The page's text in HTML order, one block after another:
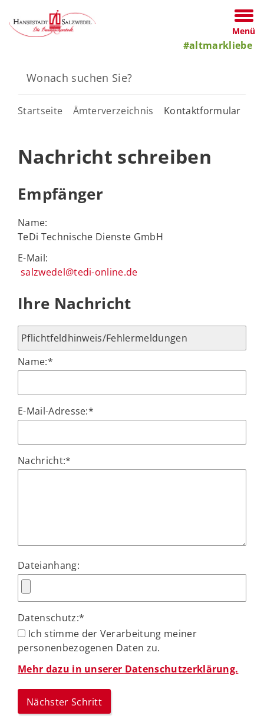
Menü
#altmarkliebe
Startseite Ämterverzeichnis Kontaktformular
Nachricht schreiben
Empfänger
Name:
TeDi Technische Dienste GmbH
E-Mail:
salzwedel@tedi-online.de
Ihre Nachricht
Name:*
E-Mail-Adresse:*
Nachricht:*
Dateianhang:
Datenschutz:*
Ich stimme der Verarbeitung meiner
personenbezogenen Daten zu.
Mehr dazu in unserer Datenschutzerklärung.